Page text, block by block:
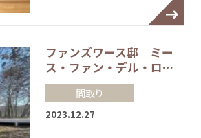
ファンズワース邸 ミー
ス・ファン・デル・ロ…
間取り
2023.12.27